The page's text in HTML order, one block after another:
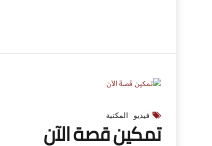
فيديو المكتبة
تمكين قصة الآن